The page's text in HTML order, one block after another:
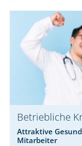
Betriebliche
Attraktive
Mitarbeiter